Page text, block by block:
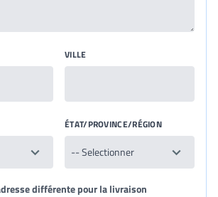
VILLE
ÉTAT/PROVINCE/RÉGION
différente pour la livraison